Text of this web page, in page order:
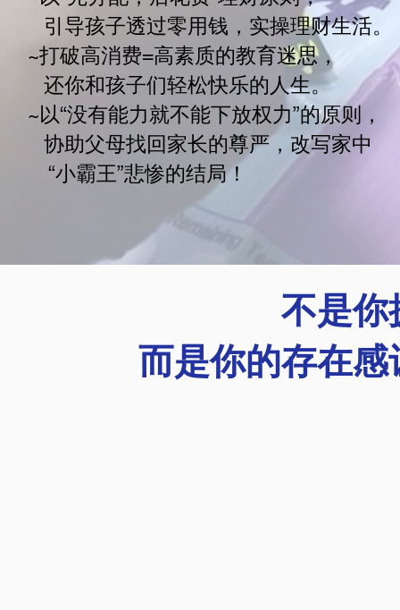
引导孩子透过零用钱，实操理财生活。
~打破高消费=高素质的教育迷思，
还你和孩子们轻松快乐的人生。
~以“没有能力就不能下放权力”的原则，
协助父母找回家长的尊严，改写家中
“小霸王”悲惨的结局！
不是你
而是你的存在